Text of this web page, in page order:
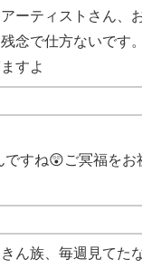
ーティストさん、
念で仕方ないです。
すよ
ですね😲ご冥福をお
ん族、毎週見てた